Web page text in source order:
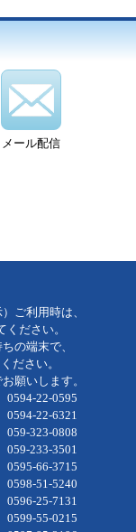
メール配信
ご利用時は、
ださい。
の端末で、
ださい。
願いします。
22-0595
6321
323-0808
233-3501
66-3715
51-5240
25-7131
55-0215